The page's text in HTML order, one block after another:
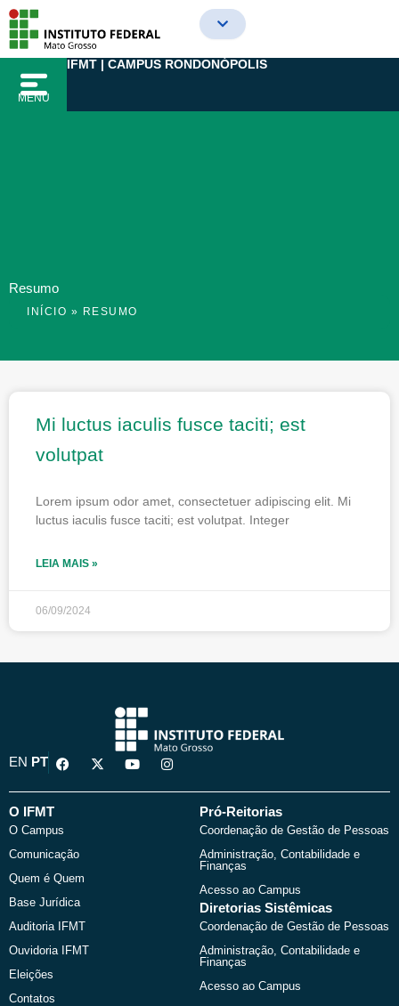
para
conteúdo
MENU
IFMT | CAMPUS RONDONÓPOLIS
Resumo
INÍCIO » RESUMO
Mi luctus iaculis fusce taciti; est
volutpat
Lorem ipsum odor amet, consectetuer adipiscing elit. Mi
luctus iaculis fusce taciti; est volutpat. Integer
LEIA MAIS »
06/09/2024
EN PT
F
a
e
o
k
X
-
w
Y
o
t
I
n
t
O IFMT
O Campus
Comunicação
Quem é Quem
Base Jurídica
Auditoria IFMT
Ouvidoria IFMT
Eleições
Contatos
Pró-Reitorias
Coordenação de Gestão de Pessoas
Administração, Contabilidade e
Finanças
Acesso ao Campus
Diretorias Sistêmicas
Coordenação de Gestão de Pessoas
Administração, Contabilidade e
Finanças
Acesso ao Campus